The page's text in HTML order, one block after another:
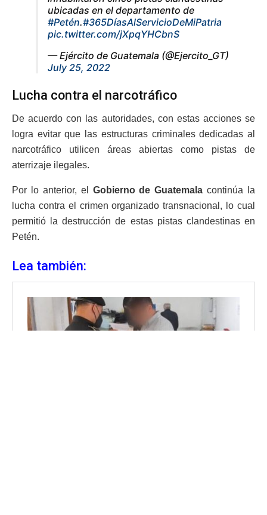
ubicadas en el departamento de
#Petén.#365DíasAlServicioDeMiPatria
pic.twitter.com/jXpqYHCbnS
— Ejército de Guatemala (@Ejercito_GT)
July 25, 2022
Lucha contra el narcotráfico
De acuerdo con las autoridades, con estas acciones se
logra evitar que las estructuras criminales dedicadas al
narcotráfico utilicen áreas abiertas como pistas de
aterrizaje ilegales.
Por lo anterior, el Gobierno de Guatemala continúa la
lucha contra el crimen organizado transnacional, lo cual
permitió la destrucción de estas pistas clandestinas en
Petén.
Lea también: